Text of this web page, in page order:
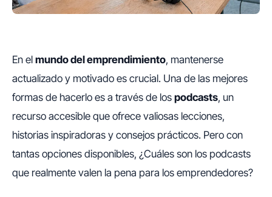
En el mundo del emprendimiento, mantenerse
actualizado y motivado es crucial. Una de las mejores
formas de hacerlo es a través de los podcasts, un
recurso accesible que ofrece valiosas lecciones,
historias inspiradoras y consejos prácticos. Pero con
tantas opciones disponibles, ¿Cuáles son los podcasts
que realmente valen la pena para los emprendedores?